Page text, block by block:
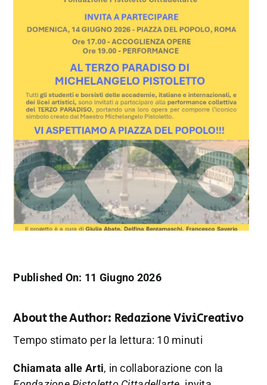
Published On: 11 Giugno 2026
About the Author: Redazione ViviCreativo
Tempo stimato per la lettura: 10 minuti
Chiamata alle Arti, in collaborazione con la